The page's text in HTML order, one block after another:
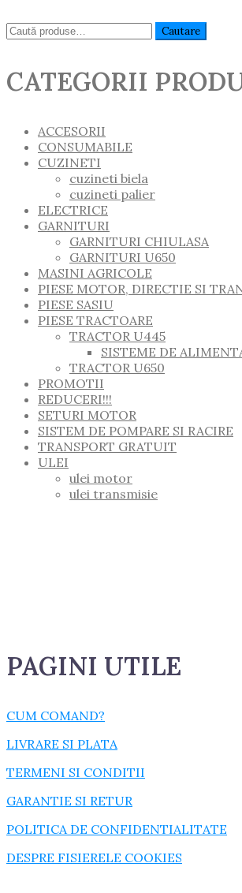
Caută: Cautare
CATEGORII
ACCESORII
CONSUMABILE
CUZINETI
cuzineti biela
cuzineti palier
ELECTRICE
GARNITURI
GARNITURI CHIULASA
GARNITURI U650
MASINI AGRICOLE
PIESE MOTOR, DIRECTIE SI
PIESE SASIU
PIESE TRACTOARE
TRACTOR U445
SISTEME DE
TRACTOR U650
PROMOTII
REDUCERI!!!
SETURI MOTOR
SISTEM DE POMPARE SI RACIRE
TRANSPORT GRATUIT
ULEI
ulei motor
ulei transmisie
PAGINI UTILE
CUM COMAND?
LIVRARE SI PLATA
TERMENI SI CONDITII
GARANTIE SI RETUR
POLITICA DE CONFIDENTIALITATE
DESPRE FISIERELE COOKIES